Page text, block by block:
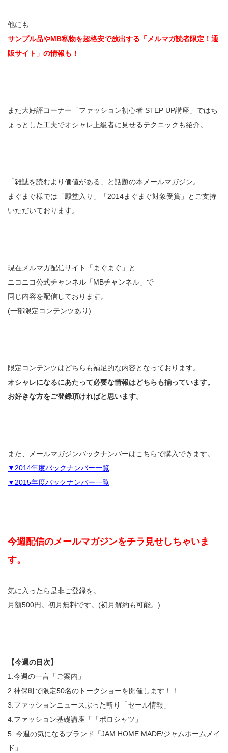
他にも
サンプル品やMB私物を超格安で放出する「メルマガ読者限定！通
販サイト」の情報も！
また大好評コーナー「ファッション初心者 STEP UP講座」ではち
ょっとした工夫でオシャレ上級者に見せるテクニックも紹介。
「雑誌を読むより価値がある」と話題の本メールマガジン。
まぐまぐ様では「殿堂入り」「2014まぐまぐ対象受賞」とご支持
いただいております。
現在メルマガ配信サイト「まぐまぐ」と
ニコニコ公式チャンネル「MBチャンネル」で
同じ内容を配信しております。
(一部限定コンテンツあり)
限定コンテンツはどちらも補足的な内容となっております。
オシャレになるにあたって必要な情報はどちらも揃っています。
お好きな方をご登録頂ければと思います。
また、メールマガジンバックナンバーはこちらで購入できます。
▼2014年度バックナンバー一覧
▼2015年度バックナンバー一覧
今週配信のメールマガジンをチラ見せしちゃいま
す。
気に入ったら是非ご登録を。
月額500円。初月無料です。(初月解約も可能。)
【今週の目次】
1.今週の一言「ご案内」
2.神保町で限定50名のトークショーを開催します！！
3.ファッションニュースぶった斬り「セール情報」
4.ファッション基礎講座「「ポロシャツ」
5. 今週の気になるブランド「JAM HOME MADE/ジャムホームメイ
ド」